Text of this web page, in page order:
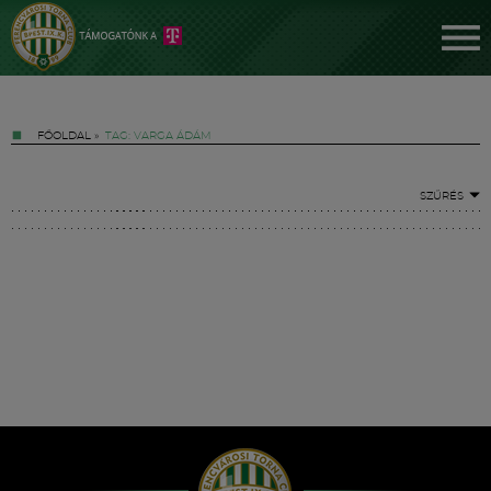
FŐOLDAL » TAG: VARGA ÁDÁM
SZŰRÉS
Hírek